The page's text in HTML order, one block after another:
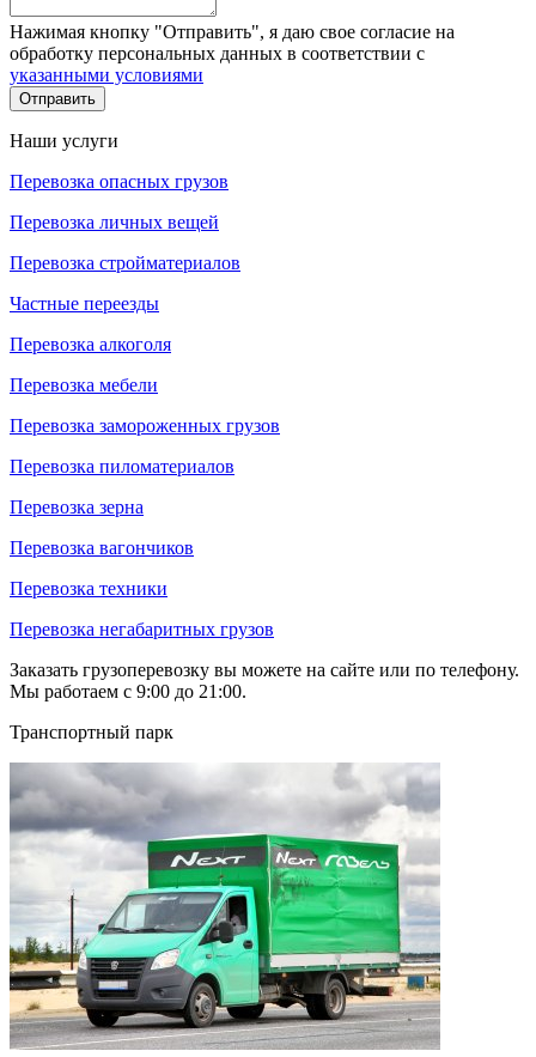
Нажимая кнопку "Отправить", я даю свое согласие на
обработку персональных данных в соответствии с
указанными условиями
Отправить
Наши услуги
Перевозка опасных грузов
Перевозка личных вещей
Перевозка стройматериалов
Частные переезды
Перевозка алкоголя
Перевозка мебели
Перевозка замороженных грузов
Перевозка пиломатериалов
Перевозка зерна
Перевозка вагончиков
Перевозка техники
Перевозка негабаритных грузов
Заказать грузоперевозку вы можете на сайте или по телефону.
Мы работаем с 9:00 до 21:00.
Транспортный парк